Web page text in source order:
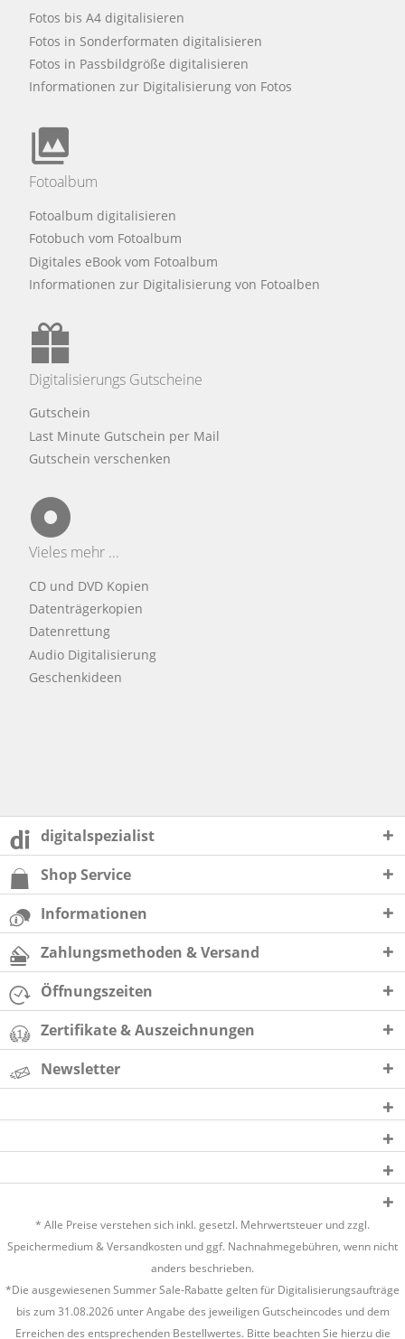
Fotos bis A4 digitalisieren
Fotos in Sonderformaten digitalisieren
Fotos in Passbildgröße digitalisieren
Informationen zur Digitalisierung von Fotos
Fotoalbum
Fotoalbum digitalisieren
Fotobuch vom Fotoalbum
Digitales eBook vom Fotoalbum
Informationen zur Digitalisierung von Fotoalben
Digitalisierungs Gutscheine
Gutschein
Last Minute Gutschein per Mail
Gutschein verschenken
Vieles mehr ...
CD und DVD Kopien
Datenträgerkopien
Datenrettung
Audio Digitalisierung
Geschenkideen
digitalspezialist
Shop Service
Informationen
Zahlungsmethoden & Versand
Öffnungszeiten
Zertifikate & Auszeichnungen
Newsletter
* Alle Preise verstehen sich inkl. gesetzl. Mehrwertsteuer und zzgl.
Speichermedium &Versandkosten und ggf. Nachnahmegebühren, wenn nicht
anders beschrieben.
*Die ausgewiesenen Summer Sale-Rabatte gelten für Digitalisierungsaufträge
bis zum 31.08.2026 unter Angabe des jeweiligen Gutscheincodes und dem
Erreichen des entsprechenden Bestellwertes. Bitte beachten Sie hierzu die